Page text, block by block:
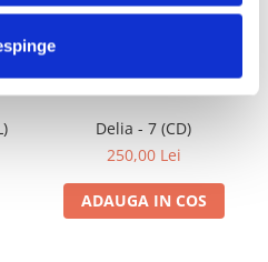
150,00 Lei
Delia - 7 (CD)
250,00 Lei
ADAUGA IN COS